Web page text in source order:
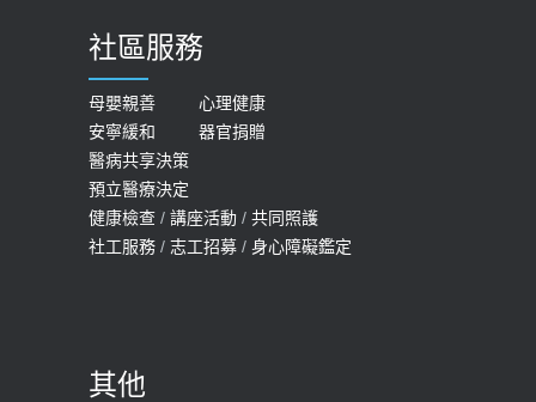
社區服務
母嬰親善
心理健康
安寧緩和
器官捐贈
醫病共享決策
預立醫療決定
健康檢查 / 講座活動 / 共同照護
社工服務 / 志工招募 / 身心障礙鑑定
其他